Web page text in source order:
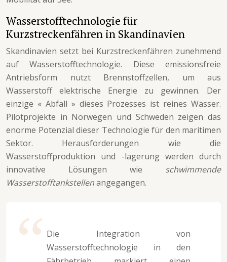
Wasserstofftechnologie für
Kurzstreckenfähren in Skandinavien
Skandinavien setzt bei Kurzstreckenfähren zunehmend
auf Wasserstofftechnologie. Diese emissionsfreie
Antriebsform nutzt Brennstoffzellen, um aus
Wasserstoff elektrische Energie zu gewinnen. Der
einzige « Abfall » dieses Prozesses ist reines Wasser.
Pilotprojekte in Norwegen und Schweden zeigen das
enorme Potenzial dieser Technologie für den maritimen
Sektor. Herausforderungen wie die
Wasserstoffproduktion und -lagerung werden durch
innovative Lösungen wie schwimmende
Wasserstofftankstellenangegangen.
Die Integration von
Wasserstofftechnologie in den